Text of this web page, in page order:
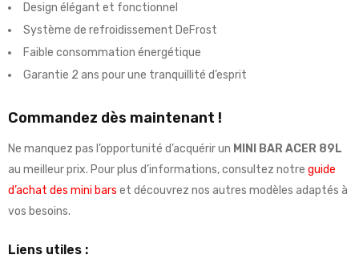
Design élégant et fonctionnel
Système de refroidissement DeFrost
Faible consommation énergétique
Garantie 2 ans pour une tranquillité d’esprit
Commandez dès maintenant !
Ne manquez pas l’opportunité d’acquérir un MINI BAR ACER 89L
au meilleur prix. Pour plus d’informations, consultez notre guide
d’achat des mini bars et découvrez nos autres modèles adaptés à
vos besoins.
Liens utiles :